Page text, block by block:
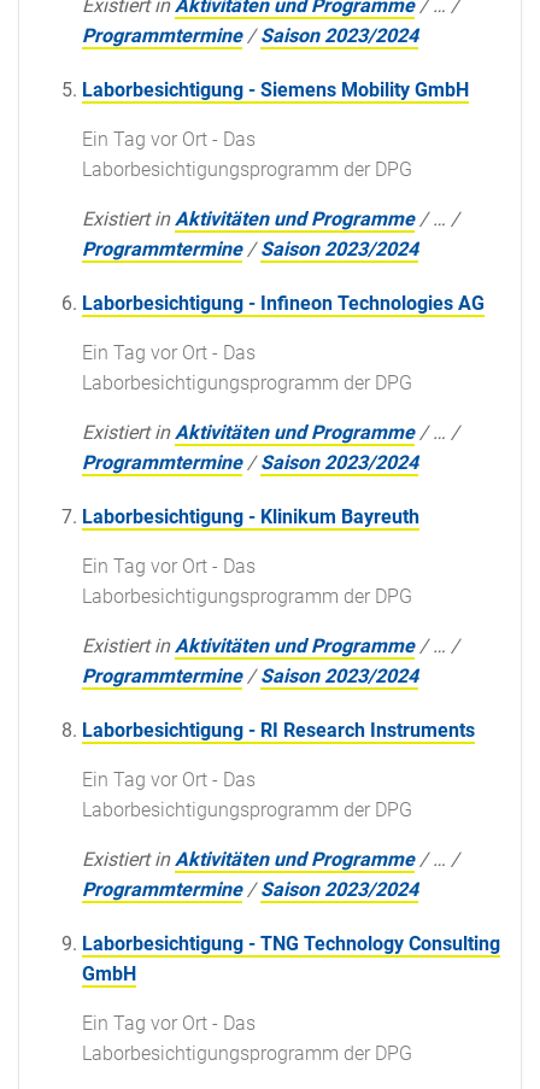
Existiert in Aktivitäten und Programme /… /
Programmtermine /Saison 2023/2024
Laborbesichtigung - Siemens Mobility GmbH
Ein Tag vor Ort - Das
Laborbesichtigungsprogramm der DPG
Existiert in Aktivitäten und Programme /… /
Programmtermine /Saison 2023/2024
Laborbesichtigung - Infineon Technologies AG
Ein Tag vor Ort - Das
Laborbesichtigungsprogramm der DPG
Existiert in Aktivitäten und Programme /… /
Programmtermine /Saison 2023/2024
Laborbesichtigung - Klinikum Bayreuth
Ein Tag vor Ort - Das
Laborbesichtigungsprogramm der DPG
Existiert in Aktivitäten und Programme /… /
Programmtermine /Saison 2023/2024
Laborbesichtigung - RI Research Instruments
Ein Tag vor Ort - Das
Laborbesichtigungsprogramm der DPG
Existiert in Aktivitäten und Programme /… /
Programmtermine /Saison 2023/2024
Laborbesichtigung - TNG Technology Consulting
GmbH
Ein Tag vor Ort - Das
Laborbesichtigungsprogramm der DPG